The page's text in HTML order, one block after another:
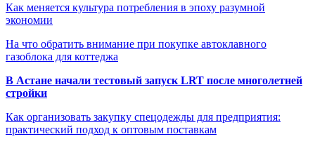
Как меняется культура потребления в эпоху разумной
экономии
На что обратить внимание при покупке автоклавного
газоблока для коттеджа
В Астане начали тестовый запуск LRT после многолетней
стройки
Как организовать закупку спецодежды для предприятия:
практический подход к оптовым поставкам